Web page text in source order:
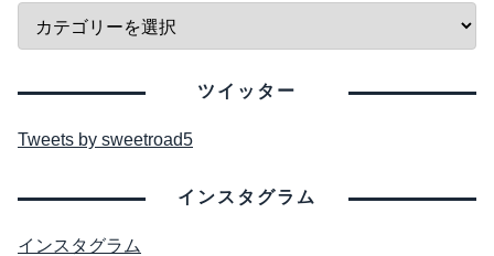
ツイッター
Tweets by sweetroad5
インスタグラム
インスタグラム